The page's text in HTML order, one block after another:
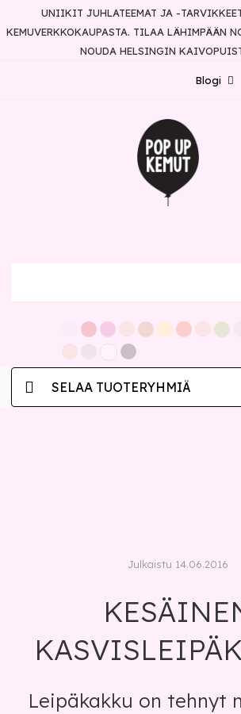
UNIIKIT JUHLATEEMAT JA -
KEMUVERKKOKAUPASTA. TILAA LÄHIMPÄÄN
NOUDA HELSINGIN
Blogi
SELAA TUOTERYHMIÄ
Julkaistu 14.06.2016
Leipäkakku on tehnyt